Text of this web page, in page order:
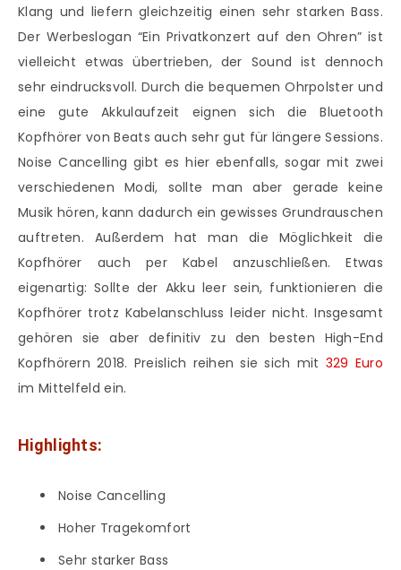
Klang und liefern gleichzeitig einen sehr starken Bass.
Der Werbeslogan “Ein Privatkonzert auf den Ohren” ist
vielleicht etwas übertrieben, der Sound ist dennoch
sehr eindrucksvoll. Durch die bequemen Ohrpolster und
eine gute Akkulaufzeit eignen sich die Bluetooth
Kopfhörer von Beats auch sehr gut für längere Sessions.
Noise Cancelling gibt es hier ebenfalls, sogar mit zwei
verschiedenen Modi, sollte man aber gerade keine
Musik hören, kann dadurch ein gewisses Grundrauschen
auftreten. Außerdem hat man die Möglichkeit die
Kopfhörer auch per Kabel anzuschließen. Etwas
eigenartig: Sollte der Akku leer sein, funktionieren die
Kopfhörer trotz Kabelanschluss leider nicht. Insgesamt
gehören sie aber definitiv zu den besten High-End
Kopfhörern 2018. Preislich reihen sie sich mit 329 Euro
im Mittelfeld ein.
Highlights:
Noise Cancelling
Hoher Tragekomfort
Sehr starker Bass